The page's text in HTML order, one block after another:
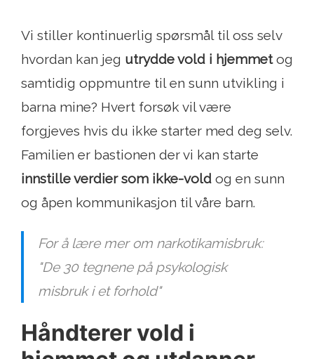
Vi stiller kontinuerlig spørsmål til oss selv
hvordan kan jeg utrydde vold i hjemmetog
samtidig oppmuntre til en sunn utvikling i
barna mine? Hvert forsøk vil være
forgjeves hvis du ikke starter med deg selv.
Familien er bastionen der vi kan starte
innstille verdier som ikke-vold og en sunn
og åpen kommunikasjon til våre barn.
For å lære mer om narkotikamisbruk:
"De 30 tegnene på psykologisk
misbruk i et forhold"
Håndterer vold i